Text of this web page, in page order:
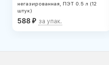
негазированная, ПЭТ 0.5 л (12
штук)
588₽ за упак.